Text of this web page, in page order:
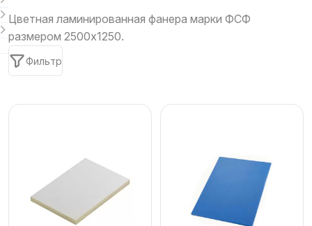
Цветная ламинированная фанера марки ФСФ
размером 2500x1250.
Фильтр